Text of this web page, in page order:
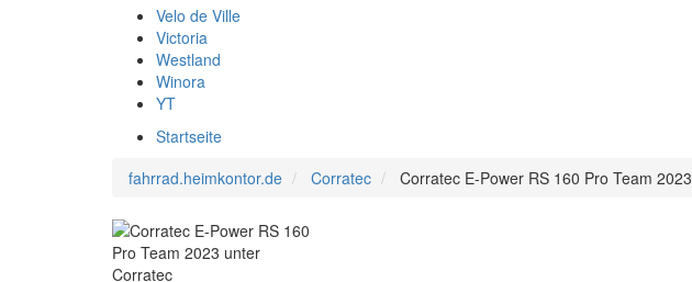
Velo de Ville
Victoria
Westland
Winora
YT
Startseite
fahrrad.heimkontor.de
Corratec Corratec E-Power RS 160 Pro Team 2023